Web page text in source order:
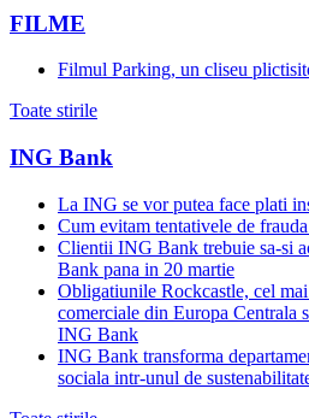
FILME
Filmul Parking, un cliseu
Toate stirile
ING Bank
La ING se vor putea face plati
Cum evitam tentativele de
Clientii ING Bank trebuie sa-si
Bank pana in 20 martie
Obligatiunile Rockcastle, cel
comerciale din Europa Centrala
ING Bank
ING Bank transforma
sociala intr-unul de